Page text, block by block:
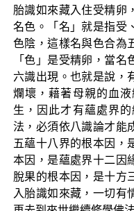
胎識如來藏入住受精卵
名色。「名」就是指受
色陰，這樣名與色合為
「色」是受精卵，當
六識出現。也就是說，
爛壞，藉著母親的血
生，因此才有蘊處界
法，必須依八識論才能
五蘊十八界的根本因，
本因，是蘊處界十二因
脫果的根本因，是十方
入胎識如來藏，一切有